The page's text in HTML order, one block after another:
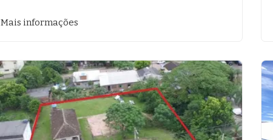
Mais informações